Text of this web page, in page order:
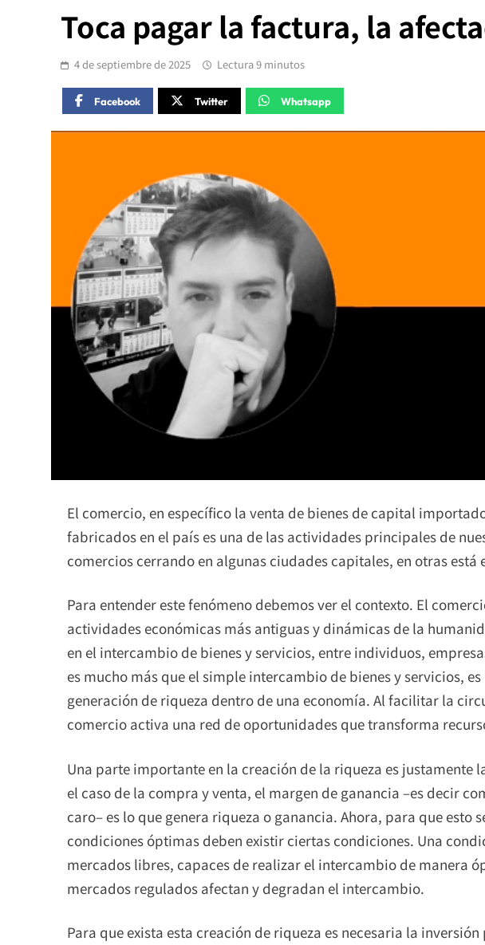
Toca pagar la factura, la
4 de septiembre de 2025 Lectura 9 minutos
Facebook Twitter Whatsapp
El comercio, en específico la venta de bienes de capital
fabricados en el país es una de las actividades principales de
comercios cerrando en algunas ciudades capitales, en otras está
Para entender este fenómeno debemos ver el contexto. El
actividades económicas más antiguas y dinámicas de la
en el intercambio de bienes y servicios, entre individuos,
es mucho más que el simple intercambio de bienes y servicios,
generación de riqueza dentro de una economía. Al facilitar la
comercio activa una red de oportunidades que transforma
Una parte importante en la creación de la riqueza es justamente
el caso de la compra y venta, el margen de ganancia –es decir
caro– es lo que genera riqueza o ganancia. Ahora, para que esto
condiciones óptimas deben existir ciertas condiciones. Una
mercados libres, capaces de realizar el intercambio de manera
mercados regulados afectan y degradan el intercambio.
Para que exista esta creación de riqueza es necesaria la